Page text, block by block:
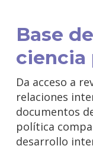
Base
ciencia
Da acceso a
relaciones
documentos
política
desarrollo